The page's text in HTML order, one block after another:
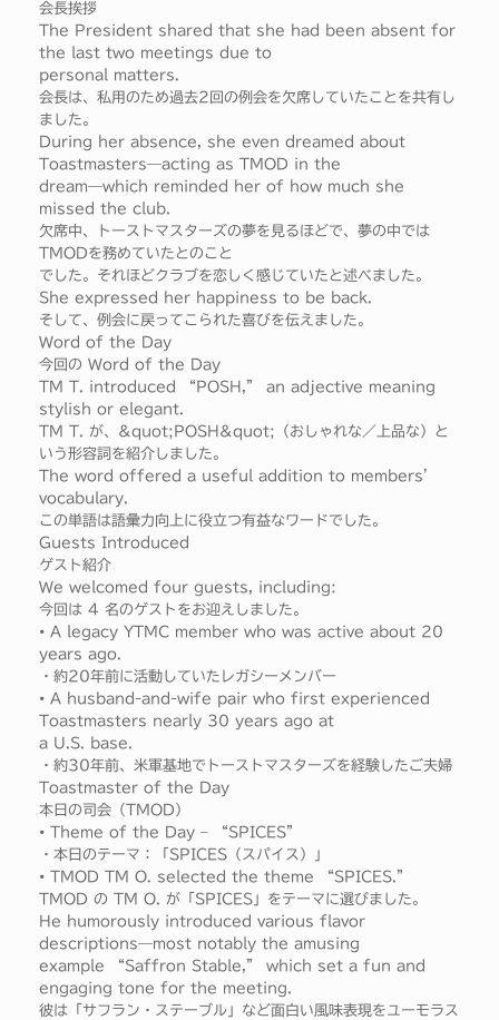
会長挨拶
The President shared that she had been absent for
the last two meetings due to
personal matters.
会長は、私用のため過去2回の例会を欠席していたことを共有し
ました。
During her absence, she even dreamed about
Toastmasters—acting as TMOD in the
dream—which reminded her of how much she
missed the club.
欠席中、トーストマスターズの夢を見るほどで、夢の中では
TMODを務めていたとのこと
でした。それほどクラブを恋しく感じていたと述べました。
She expressed her happiness to be back.
そして、例会に戻ってこられた喜びを伝えました。
Word of the Day
今回の Word of the Day
TM T. introduced “POSH,” an adjective meaning
stylish or elegant.
TM T. が、&quot;POSH&quot;（おしゃれな／上品な）と
いう形容詞を紹介しました。
The word offered a useful addition to members’
vocabulary.
この単語は語彙力向上に役立つ有益なワードでした。
Guests Introduced
ゲスト紹介
We welcomed four guests, including:
今回は 4 名のゲストをお迎えしました。
• A legacy YTMC member who was active about 20
years ago.
・約20年前に活動していたレガシーメンバー
• A husband-and-wife pair who first experienced
Toastmasters nearly 30 years ago at
a U.S. base.
・約30年前、米軍基地でトーストマスターズを経験したご夫婦
Toastmaster of the Day
本日の司会（TMOD）
• Theme of the Day – “SPICES”
・本日のテーマ：「SPICES（スパイス）」
• TMOD TM O. selected the theme “SPICES.”
TMOD の TM O. が「SPICES」をテーマに選びました。
He humorously introduced various flavor
descriptions—most notably the amusing
example “Saffron Stable,” which set a fun and
engaging tone for the meeting.
彼は「サフラン・ステーブル」など面白い風味表現をユーモラス